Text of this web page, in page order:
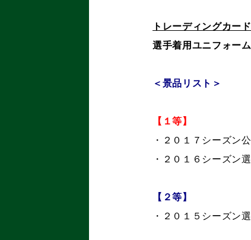
トレーディングカー
選手着用ユニフォー
＜景品リスト＞
【１等】
・２０１７シーズン
・２０１６シーズン
【２等】
・２０１５シーズン